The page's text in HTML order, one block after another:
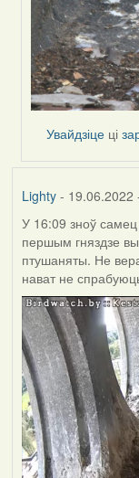
Увайдзіце ці
Lighty- 19.06.2022
У 16:09 зноў самец
першым гняздзе
птушаняты. Не
нават не